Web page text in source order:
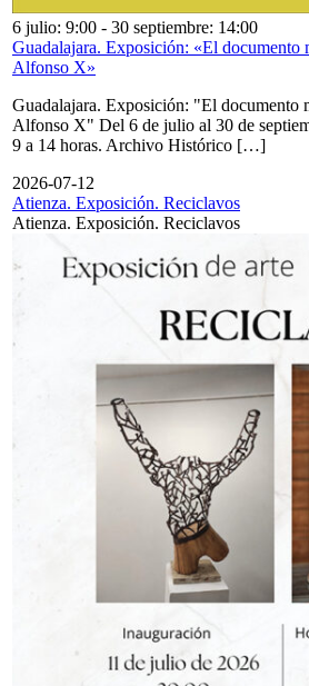
6 julio: 9:00 - 30 septiembre: 14:00
Guadalajara. Exposición: «El documento
Alfonso X»
Guadalajara. Exposición: "El documento
Alfonso X" Del 6 de julio al 30 de
9 a 14 horas. Archivo Histórico […]
2026-07-12
Atienza. Exposición. Reciclavos
Atienza. Exposición. Reciclavos